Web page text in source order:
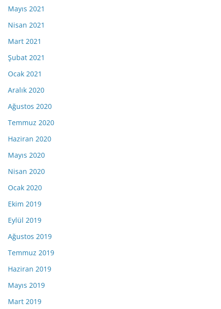
Mayıs 2021
Nisan 2021
Mart 2021
Şubat 2021
Ocak 2021
Aralık 2020
Ağustos 2020
Temmuz 2020
Haziran 2020
Mayıs 2020
Nisan 2020
Ocak 2020
Ekim 2019
Eylül 2019
Ağustos 2019
Temmuz 2019
Haziran 2019
Mayıs 2019
Mart 2019